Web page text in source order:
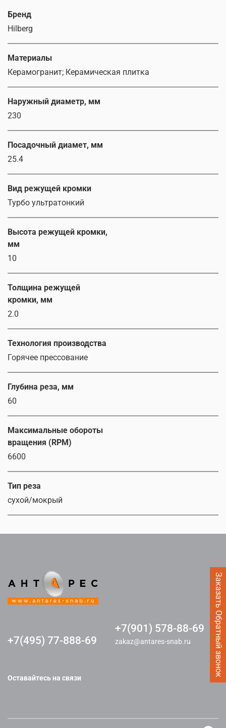
Заказать Обратный звонок
Бренд
Hilberg
Материалы
Керамогранит; Керамическая плитка
Наружный диаметр, мм
230
Посадочный диамет, мм
25.4
Вид режущей кромки
Турбо ультратонкий
Высота режущей кромки,
мм
10
Толщина режущей
кромки, мм
2.0
Технология производства
Горячее прессование
Глубина реза, мм
60
Максимальные обороты
вращения (RPM)
6600
Тип реза
сухой/мокрый
+7(495) 77-888-69
+7(901) 578-88-69
zakaz@antares-snab.ru
Оставайтесь на связи